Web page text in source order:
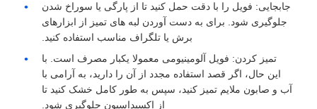
جابجایی: فویل را با دقت حمل کنید تا از پارگی یا سوراخ شدن
جلوگیری شود. برای به دست آوردن لبه های تمیز از ابزارهای
برش یا تلگراف مناسب استفاده کنید.
تمیز کردن: فویل آلومینیومی معمولا یکبار مصرف است. با
این حال، اگر قصد استفاده مجدد از آن را دارید، به آرامی با
آب و صابون ملایم تمیز کنید، سپس به طور کامل خشک کنید تا
از اکسیداسیون جلوگیری شود.